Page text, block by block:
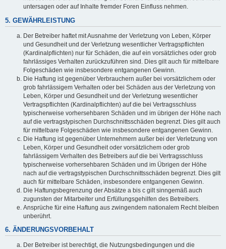
untersagen oder auf Inhalte fremder Foren Einfluss nehmen.
5. GEWÄHRLEISTUNG
Der Betreiber haftet mit Ausnahme der Verletzung von Leben, Körper
und Gesundheit und der Verletzung wesentlicher Vertragspflichten
(Kardinalpflichten) nur für Schäden, die auf ein vorsätzliches oder grob
fahrlässiges Verhalten zurückzuführen sind. Dies gilt auch für mittelbare
Folgeschäden wie insbesondere entgangenen Gewinn.
Die Haftung ist gegenüber Verbrauchern außer bei vorsätzlichem oder
grob fahrlässigem Verhalten oder bei Schäden aus der Verletzung von
Leben, Körper und Gesundheit und der Verletzung wesentlicher
Vertragspflichten (Kardinalpflichten) auf die bei Vertragsschluss
typischerweise vorhersehbaren Schäden und im übrigen der Höhe nach
auf die vertragstypischen Durchschnittsschäden begrenzt. Dies gilt auch
für mittelbare Folgeschäden wie insbesondere entgangenen Gewinn.
Die Haftung ist gegenüber Unternehmern außer bei der Verletzung von
Leben, Körper und Gesundheit oder vorsätzlichem oder grob
fahrlässigem Verhalten des Betreibers auf die bei Vertragsschluss
typischerweise vorhersehbaren Schäden und im Übrigen der Höhe
nach auf die vertragstypischen Durchschnittsschäden begrenzt. Dies gilt
auch für mittelbare Schäden, insbesondere entgangenen Gewinn.
Die Haftungsbegrenzung der Absätze a bis c gilt sinngemäß auch
zugunsten der Mitarbeiter und Erfüllungsgehilfen des Betreibers.
Ansprüche für eine Haftung aus zwingendem nationalem Recht bleiben
unberührt.
6. ÄNDERUNGSVORBEHALT
Der Betreiber ist berechtigt, die Nutzungsbedingungen und die